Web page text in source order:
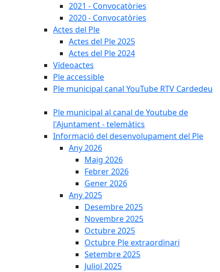
2021 - Convocatòries
2020 - Convocatòries
Actes del Ple
Actes del Ple 2025
Actes del Ple 2024
Vídeoactes
Ple accessible
Ple municipal canal YouTube RTV Cardedeu
Ple municipal al canal de Youtube de
l'Ajuntament - telemàtics
Informació del desenvolupament del Ple
Any 2026
Maig 2026
Febrer 2026
Gener 2026
Any 2025
Desembre 2025
Novembre 2025
Octubre 2025
Octubre Ple extraordinari
Setembre 2025
Juliol 2025